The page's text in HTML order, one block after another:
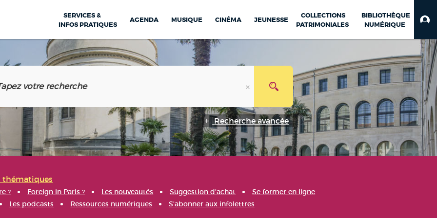
SERVICES &
INFOS PRATIQUES
AGENDA MUSIQUE CINÉMA JEUNESSE
COLLECTIONS
PATRIMONIALES
BIBLIOTHÈQUE
NUMÉRIQUE
Recherche avancée
thématiques
? Foreign in Paris ? Les nouveautés Suggestion d'achat
Se former en ligne
Les podcasts Ressources numériques S'abonner aux infolettres